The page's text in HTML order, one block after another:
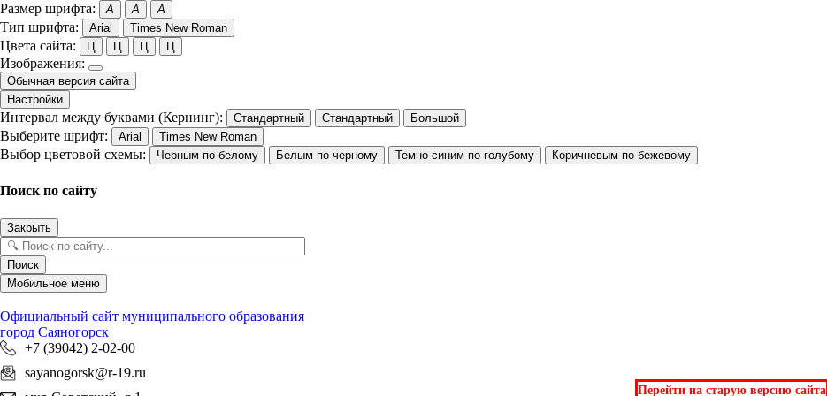
Размер шрифта: A A A
Тип шрифта: Arial Times New Roman
Цвета сайта: Ц Ц Ц Ц
Изображения:
Обычная версия сайта
Настройки
Интервал между буквами (Кернинг): Стандартный Стандартный Большой
Выберите шрифт: Arial Times New Roman
Выбор цветовой схемы: Черным по белому Белым по черному Темно-синим по голубому Коричневым по бежевому
Поиск по сайту
Закрыть
Поиск
Мобильное меню
Официальный сайт муниципального образования
город Саяногорск
+7 (39042) 2-02-00
sayanogorsk@r-19.ru
Перейти на старую версию сайта